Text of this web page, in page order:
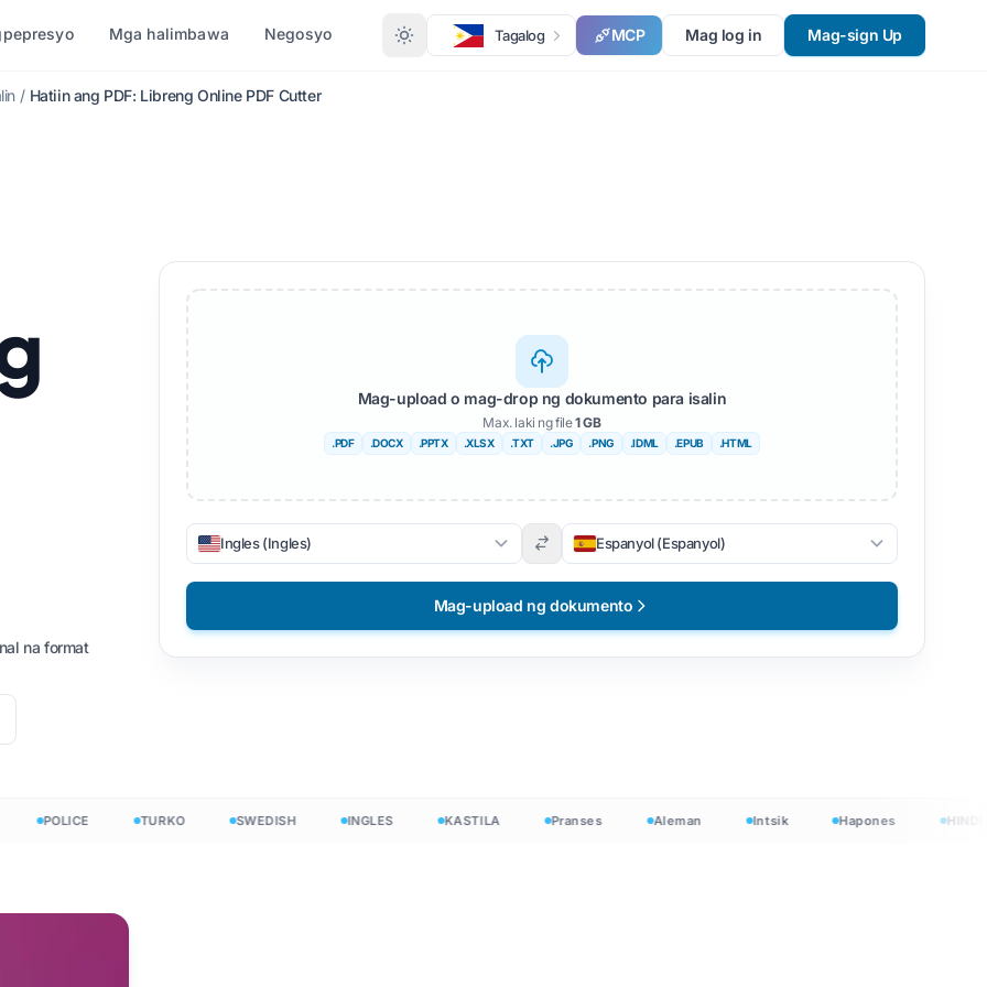
InDesign papuntang PDF
XLSX sa PDF
TXT hanggang XLSX
JPG sa PDF
JPEG sa PDF
PNG sa PDF
DOCX hanggang TXT
Hebrew
Filipino
Hungarian
Mga halimbawa Negosyo Tagalog MCP Mag log in Mag-sign Up
/ Hatiin ang PDF: Libreng Online PDF Cutter
na format
Mag-upload o mag-drop ng dokumento para isalin
Max. laki ng file1 GB
.PDF .DOCX .PPTX .XLSX .TXT .JPG .PNG .IDML .EPUB .HTML
Ingles (Ingles) Espanyol (Espanyol)
Mag-upload ng dokumento
POLICE TURKO SWEDISH INGLES KASTILA Pranses Aleman Intsik Hapones HINDI